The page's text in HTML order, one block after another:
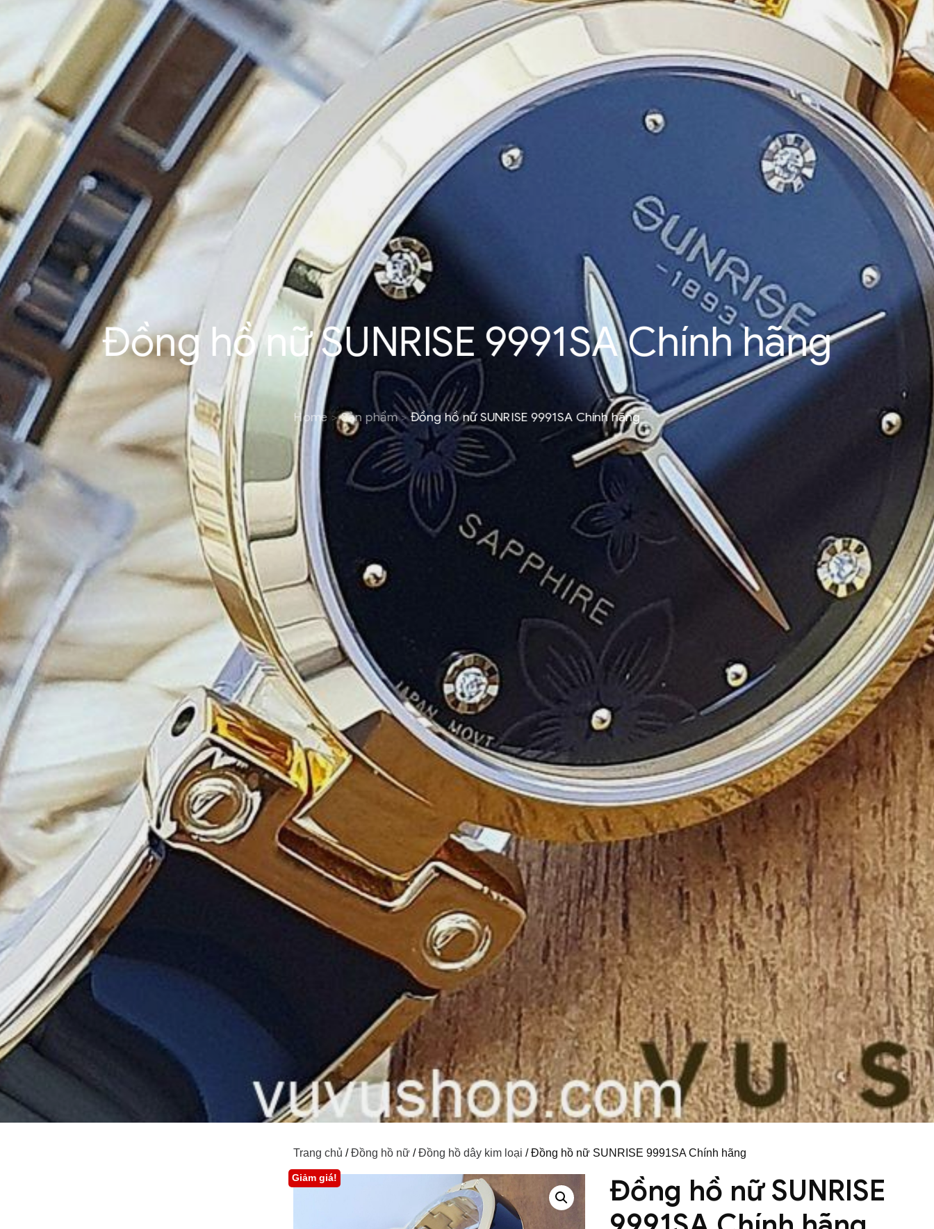
Đồng hồ nữ SUNRISE 9991SA Chính hãng
Home Sản phẩm Đồng hồ nữ SUNRISE 9991SA Chính hãng
Trang chủ /Đồng hồ nữ /Đồng hồ dây kim loại / Đồng hồ nữ SUNRISE 9991SA Chính hãng
Giảm giá!
Đồng hồ nữ SUNRISE